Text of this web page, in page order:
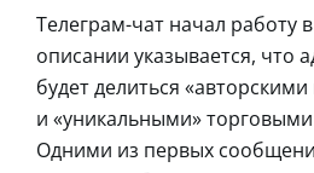
Телеграм-чат начал работу
описании указывается, что
будет делиться
и «уникальными»
Одними из первых